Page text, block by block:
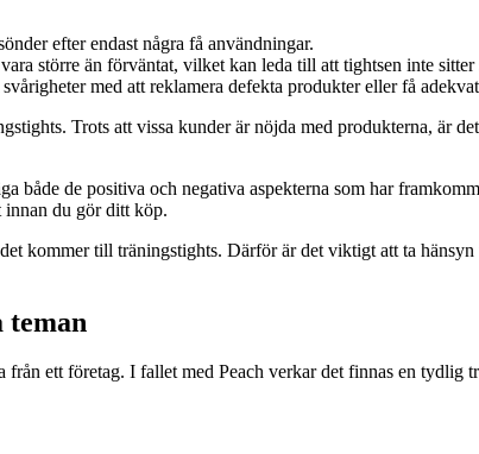
efter endast några få användningar.
större än förväntat, vilket kan leda till att tightsen inte sitter
med att reklamera defekta produkter eller få
Trots att vissa kunder är nöjda med produkterna, är
både de positiva och negativa aspekterna som har
innan du gör ditt köp.
kommer till träningstights. Därför är det viktigt att ta
teman
ett företag. I fallet med Peach verkar det finnas en tydlig